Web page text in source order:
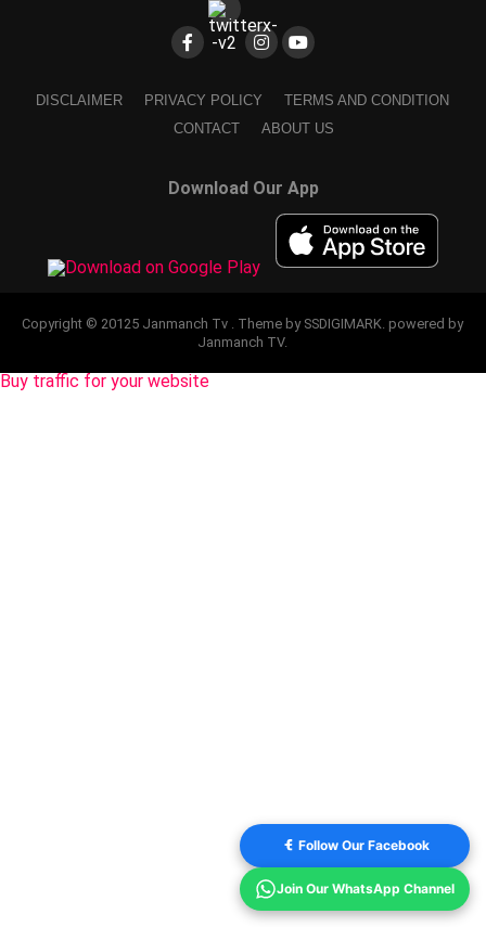
DISCLAIMER PRIVACY POLICY
TERMS AND CONDITION
CONTACT
ABOUT US
Download Our App
Copyright © 20125 Janmanch Tv . Theme by SSDIGIMARK. powered by
Janmanch TV.
Buy traffic for your website
Follow Our Facebook
Join Our WhatsApp Channel